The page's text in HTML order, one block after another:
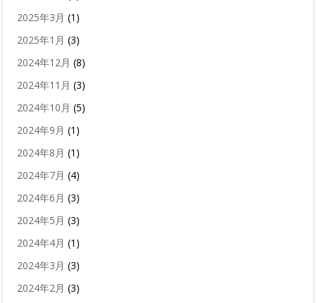
2025年3月 (1)
2025年1月 (3)
2024年12月 (8)
2024年11月 (3)
2024年10月 (5)
2024年9月 (1)
2024年8月 (1)
2024年7月 (4)
2024年6月 (3)
2024年5月 (3)
2024年4月 (1)
2024年3月 (3)
2024年2月 (3)